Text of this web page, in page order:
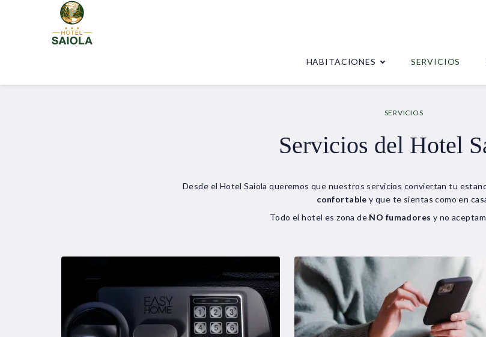
HABITACIONES SERVICIOS
SERVICIOS
Servicios del Hotel
Desde el Hotel Saiola queremos que nuestros servicios conviertan tu
confortable y que te sientas como en
Todo el hotel es zona de NO fumadores y no